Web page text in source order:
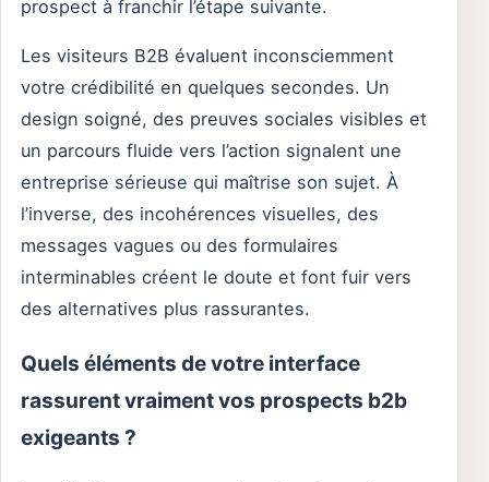
prospect à franchir l’étape suivante.
Les visiteurs B2B évaluent inconsciemment
votre crédibilité en quelques secondes. Un
design soigné, des preuves sociales visibles et
un parcours fluide vers l’action signalent une
entreprise sérieuse qui maîtrise son sujet. À
l’inverse, des incohérences visuelles, des
messages vagues ou des formulaires
interminables créent le doute et font fuir vers
des alternatives plus rassurantes.
Quels éléments de votre interface
rassurent vraiment vos prospects b2b
exigeants ?